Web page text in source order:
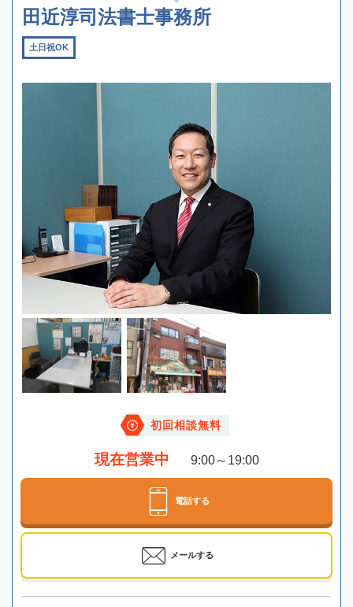
田近淳司法書士事務所
土日祝OK
初回相談無料
現在営業中 9:00～19:00
電話する
メールする